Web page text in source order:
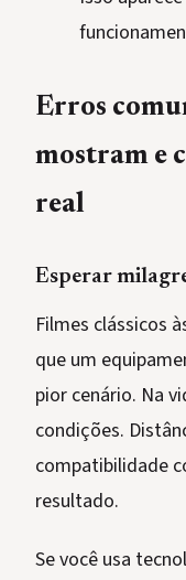
Erros
mostram e
real
Esperar
Filmes clássicos
que um
pior cenário. Na
condições.
compatibilidade
resultado.
Se você usa